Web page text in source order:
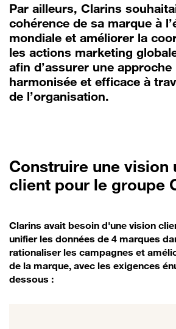
Par ailleurs, Clarins
cohérence de sa marque à
mondiale et améliorer la
les actions marketing
afin d’assurer une approche
harmonisée et efficace à
de l’organisation.
Construire une vision
client pour le groupe
Clarins avait besoin d'une vision
unifier les données de 4 marques
rationaliser les campagnes et
de la marque, avec les exigences
dessous :